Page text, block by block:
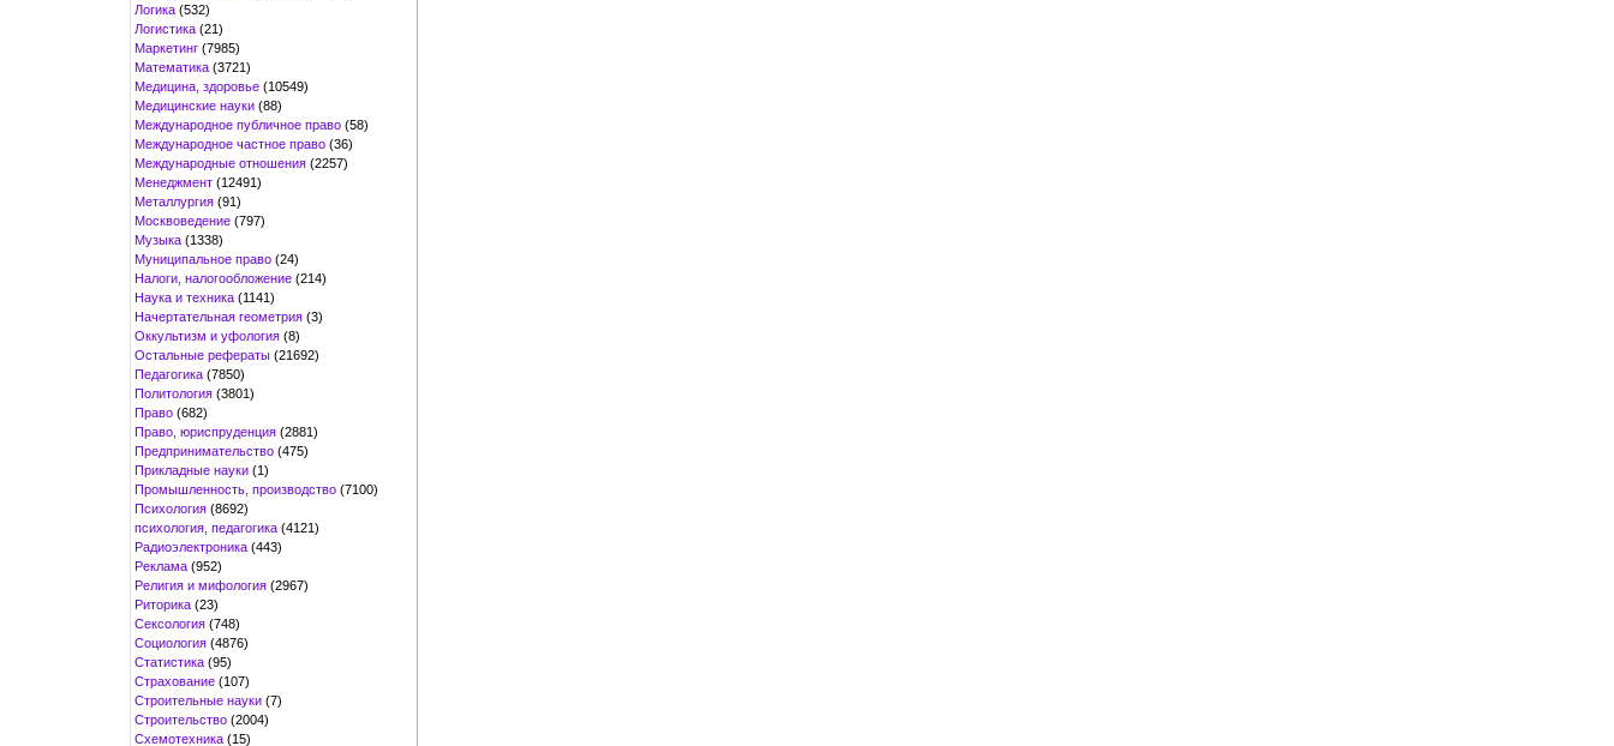
Логика (532)
Логистика (21)
Маркетинг (7985)
Математика (3721)
Медицина, здоровье (10549)
Медицинские науки (88)
Международное публичное право (58)
Международное частное право (36)
Международные отношения (2257)
Менеджмент (12491)
Металлургия (91)
Москвоведение (797)
Музыка (1338)
Муниципальное право (24)
Налоги, налогообложение (214)
Наука и техника (1141)
Начертательная геометрия (3)
Оккультизм и уфология (8)
Остальные рефераты (21692)
Педагогика (7850)
Политология (3801)
Право (682)
Право, юриспруденция (2881)
Предпринимательство (475)
Прикладные науки (1)
Промышленность, производство (7100)
Психология (8692)
психология, педагогика (4121)
Радиоэлектроника (443)
Реклама (952)
Религия и мифология (2967)
Риторика (23)
Сексология (748)
Социология (4876)
Статистика (95)
Страхование (107)
Строительные науки (7)
Строительство (2004)
Схемотехника (15)